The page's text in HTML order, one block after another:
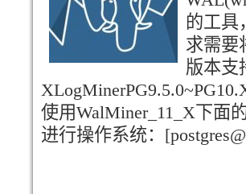
的工具
求需要
版本支
使用WalMiner_11_X下面
进行操作系统：